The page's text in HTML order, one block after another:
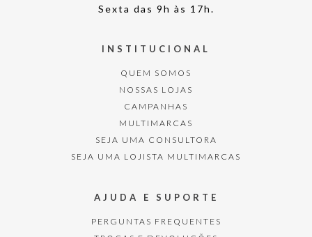
Sexta das 9h às 17h.
INSTITUCIONAL
QUEM SOMOS
NOSSAS LOJAS
CAMPANHAS
MULTIMARCAS
SEJA UMA CONSULTORA
SEJA UMA LOJISTA MULTIMARCAS
AJUDA E SUPORTE
PERGUNTAS FREQUENTES